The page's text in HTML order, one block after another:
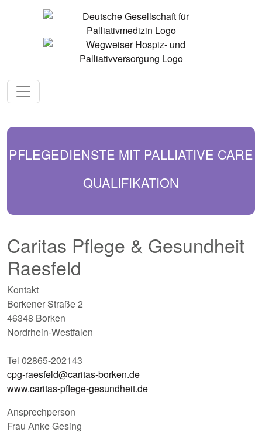
PFLEGEDIENSTE MIT PALLIATIVE CARE
QUALIFIKATION
Caritas Pflege & Gesundheit
Raesfeld
Kontakt
Borkener Straße 2
46348 Borken
Nordrhein-Westfalen
Tel 02865-202143
cpg-raesfeld@caritas-borken.de
www.caritas-pflege-gesundheit.de
Ansprechperson
Frau Anke Gesing